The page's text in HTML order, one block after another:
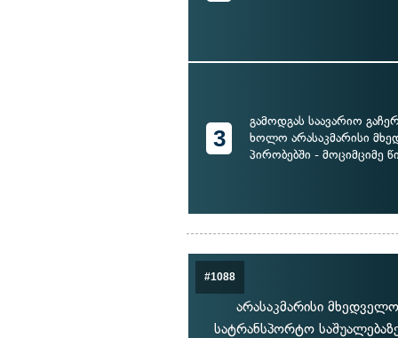
3
გამოდგას საავარიო
ხოლო არასაკმარისი
პირობებში - მოციმციმე
#1088
არასაკმარისი
სატრანსპორტო